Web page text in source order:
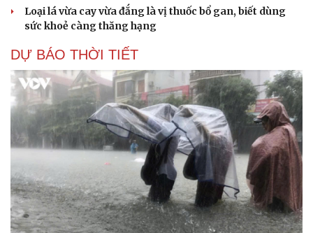
Loại lá vừa cay vừa đắng là vị thuốc bổ gan, biết dùng
sức khoẻ càng thăng hạng
DỰ BÁO THỜI TIẾT